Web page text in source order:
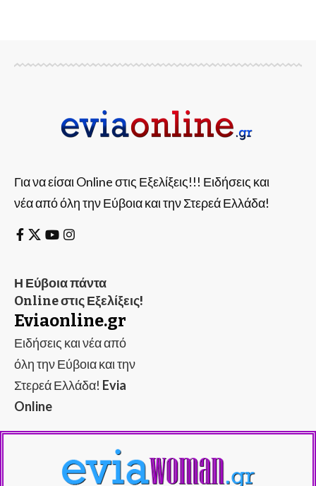
Για να είσαι Online στις Εξελίξεις!!! Ειδήσεις και
νέα από όλη την Εύβοια και την Στερεά Ελλάδα!
Η Εύβοια πάντα
Online στις Εξελίξεις!
Eviaonline.gr
Ειδήσεις και νέα από
όλη την Εύβοια και την
Στερεά Ελλάδα! Evia
Online